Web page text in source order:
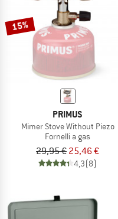
15%
PRIMUS
Mimer Stove Without Piezo
Fornelli a gas
29,95 € 25,46 €
4,3(8)